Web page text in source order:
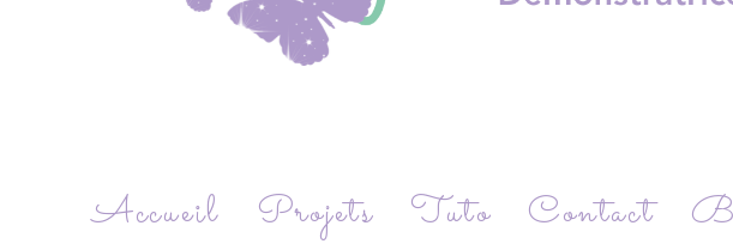
Accueil Projets Tuto Contact